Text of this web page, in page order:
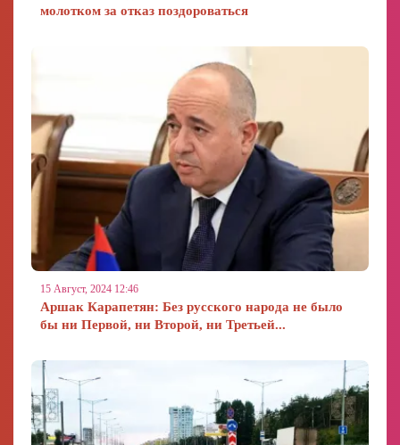
молотком за отказ поздороваться
15 Август, 2024 12:46
Аршак Карапетян: Без русского народа не было
бы ни Первой, ни Второй, ни Третьей...